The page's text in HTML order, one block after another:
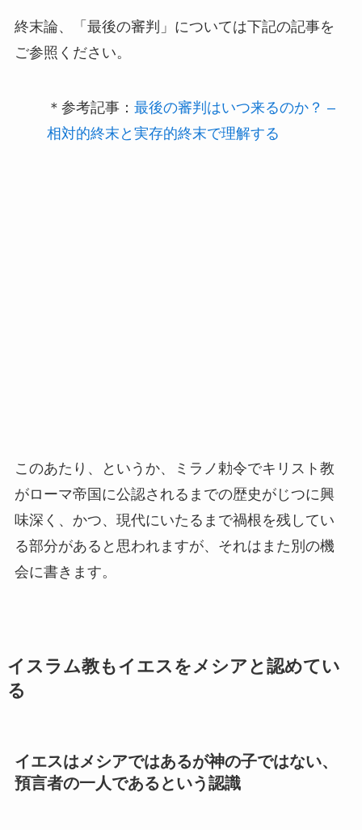
終末論、「最後の審判」については下記の記事を
ご参照ください。
＊参考記事： 最後の審判はいつ来るのか？ –
相対的終末と実存的終末で理解する
このあたり、というか、ミラノ勅令でキリスト教
がローマ帝国に公認されるまでの歴史がじつに興
味深く、かつ、現代にいたるまで禍根を残してい
る部分があると思われますが、それはまた別の機
会に書きます。
イスラム教もイエスをメシアと認めてい
る
イエスはメシアではあるが神の子ではない、
預言者の一人であるという認識